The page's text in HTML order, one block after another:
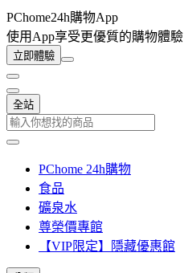
PChome24h購物App
使用App享受更優質的購物體驗
立即體驗
全站
PChome 24h購物
食品
礦泉水
尊榮價專館
【VIP限定】隱藏優惠館